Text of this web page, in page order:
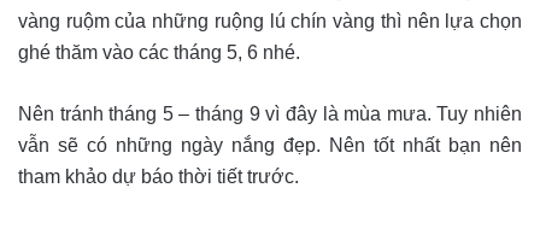
vàng ruộm của những ruộng lú chín vàng thì nên lựa chọn
ghé thăm vào các tháng 5, 6 nhé.
Nên tránh tháng 5 – tháng 9 vì đây là mùa mưa. Tuy nhiên
vẫn sẽ có những ngày nắng đẹp. Nên tốt nhất bạn nên
tham khảo dự báo thời tiết trước.